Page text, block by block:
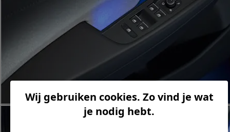
Wij gebruiken cookies. Zo vind je wat
je nodig hebt.